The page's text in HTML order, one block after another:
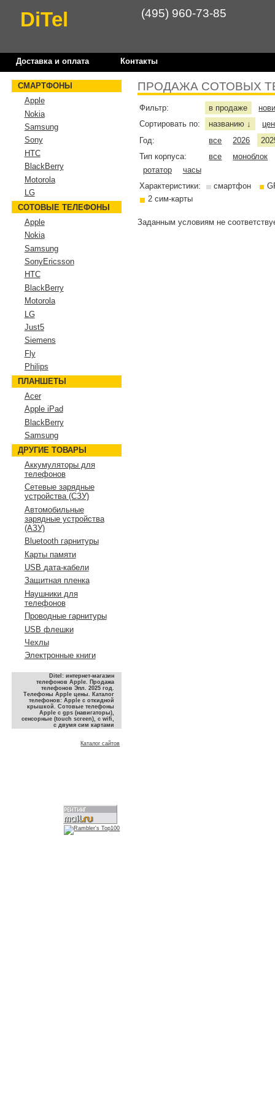
DiTel (495) 960-73-85
Доставка и оплата Контакты
ПРОДАЖА СОТОВЫХ
Фильтр: в продаже
Сортировать по:
названию ↓
Год:
все 2026
Тип корпуса:
все
моноблок
ротатор
часы
Характеристики:
смартфон
2 сим-карты
Заданным условиям не
СМАРТФОНЫ
Apple
Nokia
Samsung
Sony
HTC
BlackBerry
Motorola
LG
СОТОВЫЕ ТЕЛЕФОНЫ
Apple
Nokia
Samsung
SonyEricsson
HTC
BlackBerry
Motorola
LG
Just5
Siemens
Fly
Philips
ПЛАНШЕТЫ
Acer
Apple iPad
BlackBerry
Samsung
ДРУГИЕ ТОВАРЫ
Аккумуляторы для
телефонов
Сетевые зарядные
устройства (СЗУ)
Автомобильные
зарядные устройства
(АЗУ)
Bluetooth гарнитуры
Карты памяти
USB дата-кабели
Защитная пленка
Наушники для
телефонов
Проводные гарнитуры
USB флешки
Чехлы
Электронные книги
Ditel: интернет-магазин
телефонов Apple. Продажа
телефонов Эпл. 2025 год.
Телефоны Apple цены. Каталог
телефонов: Apple с откидной
крышкой. Сотовые телефоны
Apple с gps (навигаторы),
сенсорные (touch screen), с wifi,
с двумя сим картами
Каталог сайтов